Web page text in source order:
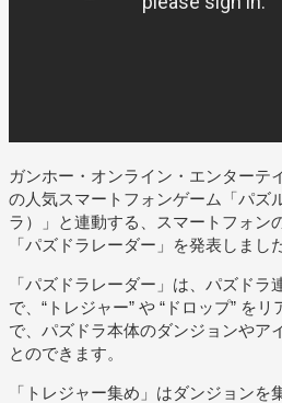
ガンホー・オンライン・エンターテ
の人気スマートフォンゲーム「パズ
ラ）」と連動する、スマートフォン
「パズドラレーダー」を発表しまし
「パズドラレーダー」は、パズドラ
で、“トレジャー” や “ドロップ” を
で、パズドラ本体のダンジョンやア
とのできます。
「トレジャー集め」はダンジョンを